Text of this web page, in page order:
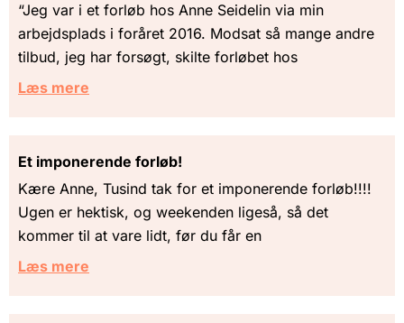
“Jeg var i et forløb hos Anne Seidelin via min
arbejdsplads i foråret 2016. Modsat så mange andre
tilbud, jeg har forsøgt, skilte forløbet hos
Læs mere
Et imponerende forløb!
Kære Anne, Tusind tak for et imponerende forløb!!!!
Ugen er hektisk, og weekenden ligeså, så det
kommer til at vare lidt, før du får en
Læs mere